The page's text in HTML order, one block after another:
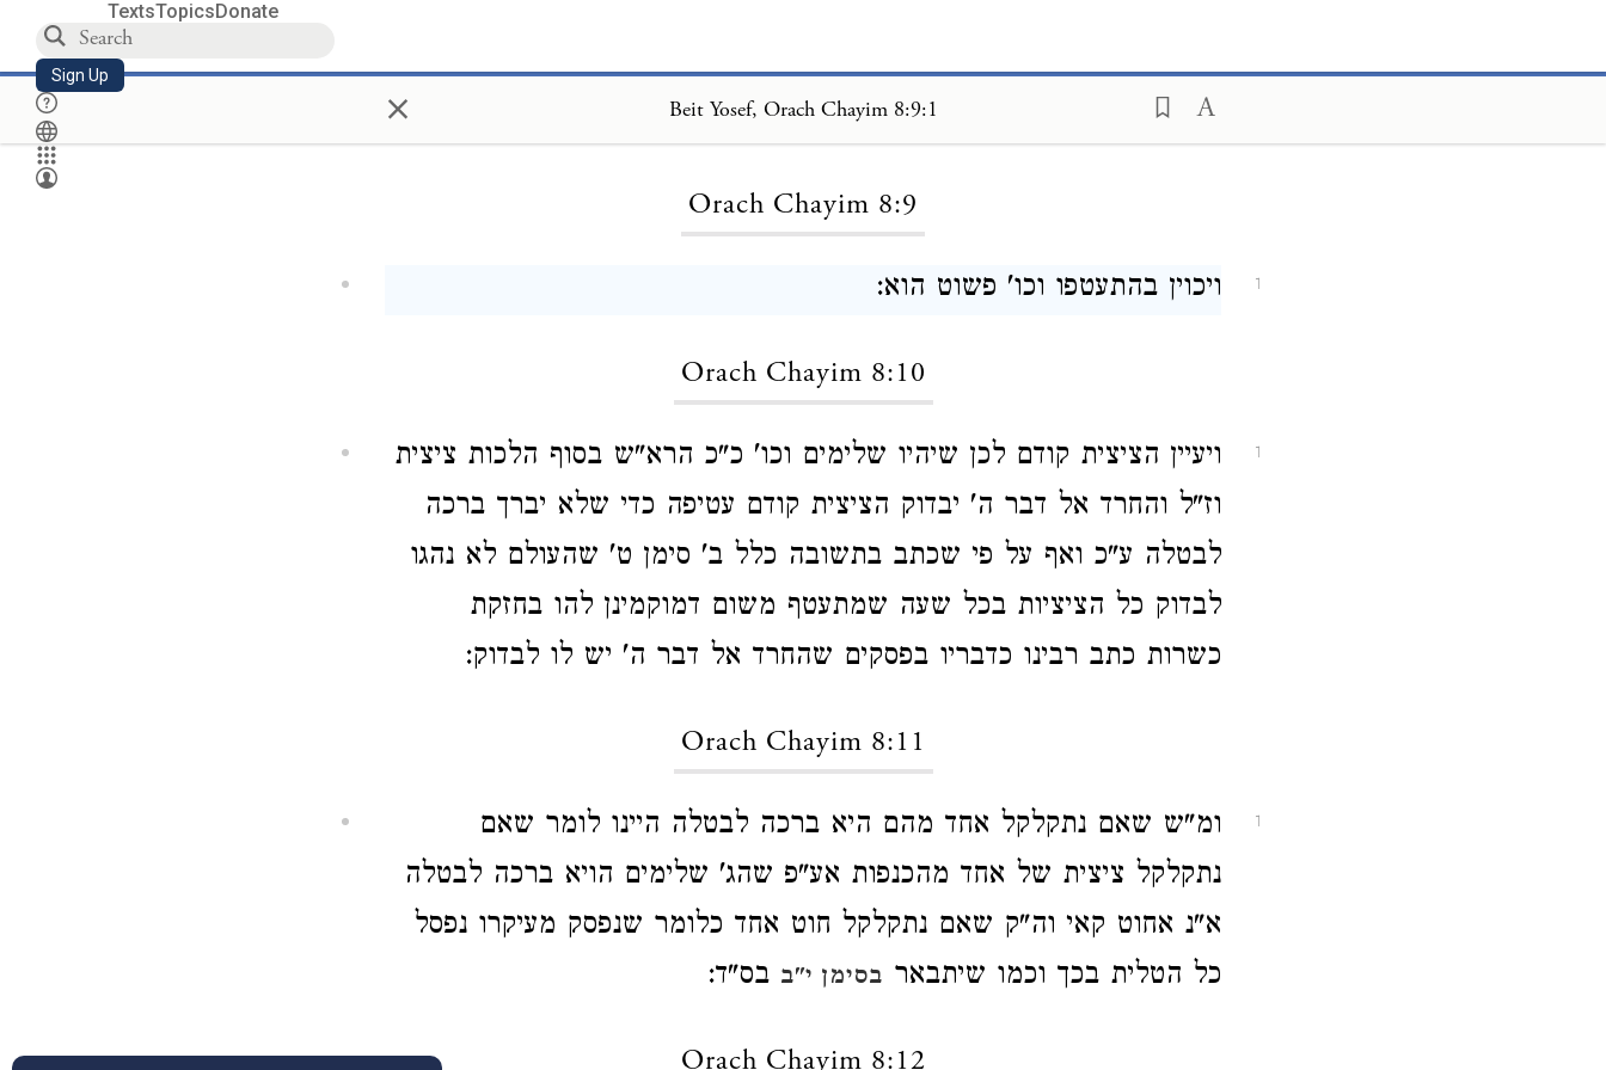
TextsTopicsDonate
Sign Up × Beit Yosef, Orach Chayim 8:9:1
Orach Chayim 8:9
1 ויכוין בהתעטפו וכו' פשוט הוא:
Orach Chayim 8:10
1
ויעיין הציצית קודם לכן שיהיו שלימים וכו' כ"כ הרא"ש בסוף הלכות ציצית
וז"ל והחרד אל דבר ה' יבדוק הציצית קודם עטיפה כדי שלא יברך ברכה
לבטלה ע"כ ואף על פי שכתב בתשובה כלל ב' סימן ט' שהעולם לא נהגו
לבדוק כל הציציות בכל שעה שמתעטף משום דמוקמינן להו בחזקת
כשרות כתב רבינו כדבריו בפסקים שהחרד אל דבר ה' יש לו לבדוק:
Orach Chayim 8:11
1
ומ"ש שאם נתקלקל אחד מהם היא ברכה לבטלה היינו לומר שאם
נתקלקל ציצית של אחד מהכנפות אע"פ שהג' שלימים הויא ברכה לבטלה
א"נ אחוט קאי וה"ק שאם נתקלקל חוט אחד כלומר שנפסק מעיקרו נפסל
כל הטלית בכך וכמו שיתבאר בסימן י"ב בס"ד:
Orach Chayim 8:12